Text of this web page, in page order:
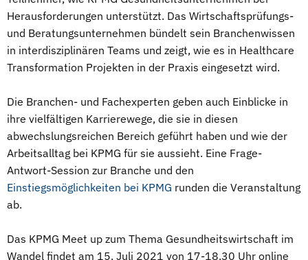
Herausforderungen unterstützt. Das Wirtschaftsprüfungs-
und Beratungsunternehmen bündelt sein Branchenwissen
in interdisziplinären Teams und zeigt, wie es in Healthcare
Transformation Projekten in der Praxis eingesetzt wird.
Die Branchen- und Fachexperten geben auch Einblicke in
ihre vielfältigen Karrierewege, die sie in diesen
abwechslungsreichen Bereich geführt haben und wie der
Arbeitsalltag bei KPMG für sie aussieht. Eine Frage-
Antwort-Session zur Branche und den
Einstiegsmöglichkeiten bei KPMG runden die Veranstaltung
ab.
Das KPMG Meet up zum Thema Gesundheitswirtschaft im
Wandel findet am 15. Juli 2021 von 17-18.30 Uhr online